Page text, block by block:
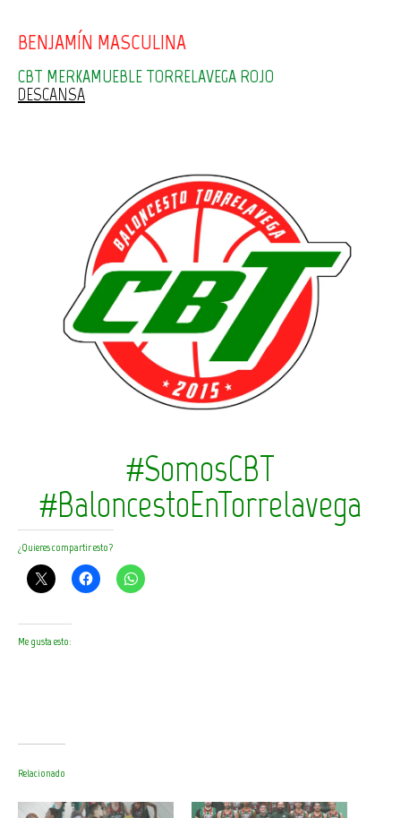
BENJAMÍN MASCULINA
CBT MERKAMUEBLE TORRELAVEGA ROJO
DESCANSA
#SomosCBT
#BaloncestoEnTorrelavega
¿Quieres compartir esto?
Me gusta esto:
Relacionado